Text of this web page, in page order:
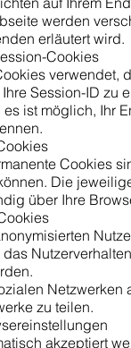
werden
erläutert wird.
Cookies
Session-ID zu
ist möglich, Ihr
Cookies
Die
über Ihre
Netzwerken
zu teilen.
akzeptiert